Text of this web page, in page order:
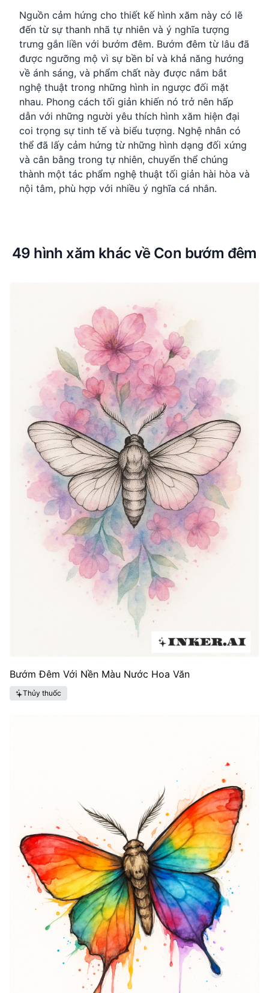
Nguồn cảm hứng cho thiết kế hình xăm này có lẽ
đến từ sự thanh nhã tự nhiên và ý nghĩa tượng
trưng gắn liền với bướm đêm. Bướm đêm từ lâu đã
được ngưỡng mộ vì sự bền bỉ và khả năng hướng
về ánh sáng, và phẩm chất này được nắm bắt
nghệ thuật trong những hình in ngược đối mặt
nhau. Phong cách tối giản khiến nó trở nên hấp
dẫn với những người yêu thích hình xăm hiện đại
coi trọng sự tinh tế và biểu tượng. Nghệ nhân có
thể đã lấy cảm hứng từ những hình dạng đối xứng
và cân bằng trong tự nhiên, chuyển thể chúng
thành một tác phẩm nghệ thuật tối giản hài hòa và
nội tâm, phù hợp với nhiều ý nghĩa cá nhân.
49 hình xăm khác về Con bướm đêm
Bướm Đêm Với Nền Màu Nước Hoa Văn
Thủy thuốc